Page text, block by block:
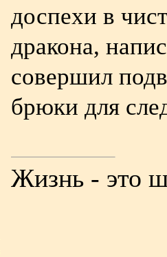
доспехи в
дракона,
совершил
брюки для
Жизнь - это